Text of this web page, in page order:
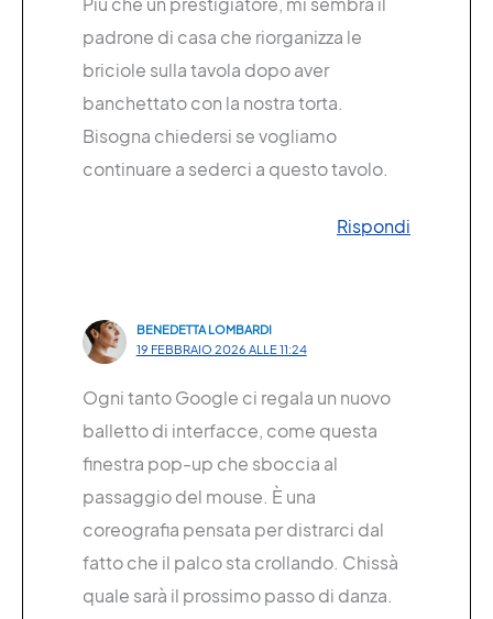
padrone di casa che riorganizza le
briciole sulla tavola dopo aver
banchettato con la nostra torta.
Bisogna chiedersi se vogliamo
continuare a sederci a questo tavolo.
Rispondi
BENEDETTA LOMBARDI
19 FEBBRAIO 2026 ALLE 11:24
Ogni tanto Google ci regala un nuovo
balletto di interfacce, come questa
finestra pop-up che sboccia al
passaggio del mouse. È una
coreografia pensata per distrarci dal
fatto che il palco sta crollando. Chissà
quale sarà il prossimo passo di danza.